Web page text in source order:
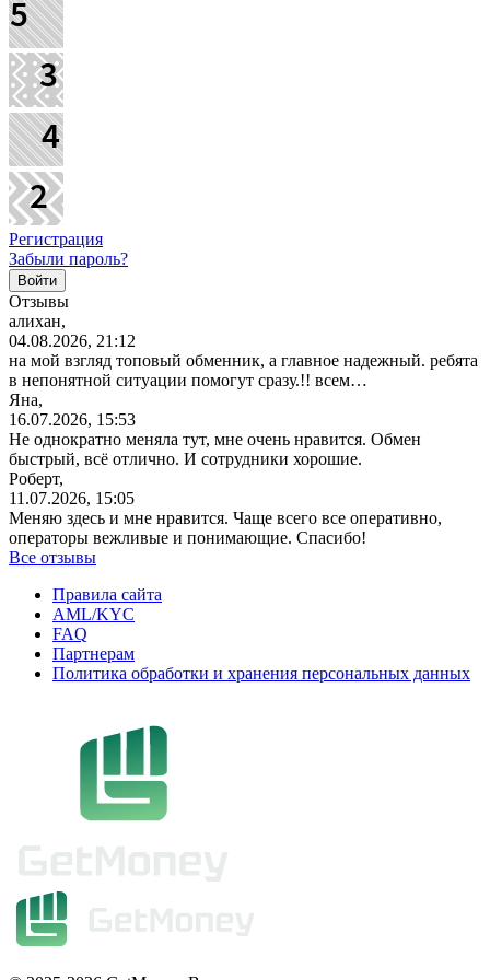
Регистрация
Забыли пароль?
Отзывы
алихан,
04.08.2026, 21:12
на мой взгляд топовый обменник, а главное надежный. ребята
в непонятной ситуации помогут сразу.!! всем…
Яна,
16.07.2026, 15:53
Не однократно меняла тут, мне очень нравится. Обмен
быстрый, всё отлично. И сотрудники хорошие.
Роберт,
11.07.2026, 15:05
Меняю здесь и мне нравится. Чаще всего все оперативно,
операторы вежливые и понимающие. Спасибо!
Все отзывы
Правила сайта
AML/KYC
FAQ
Партнерам
Политика обработки и хранения персональных данных